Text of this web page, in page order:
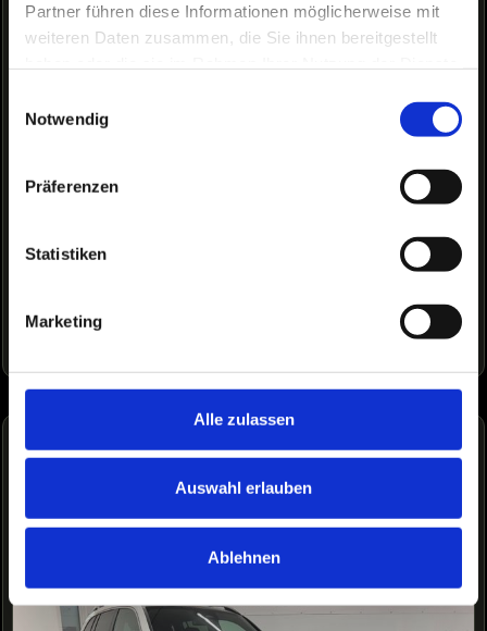
Partner führen diese Informationen möglicherweise mit
weiteren Daten zusammen, die Sie ihnen bereitgestellt
Notwendig
Präferenzen
Statistiken
Marketing
Alle zulassen
Auswahl erlauben
Ablehnen
Deine Nachricht
Ich akzeptiere die
ÄHNLICHE FAHRZEUGE